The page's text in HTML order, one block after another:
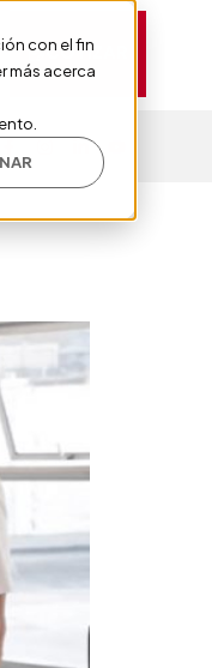
con el fin
más acerca
COTIZAR